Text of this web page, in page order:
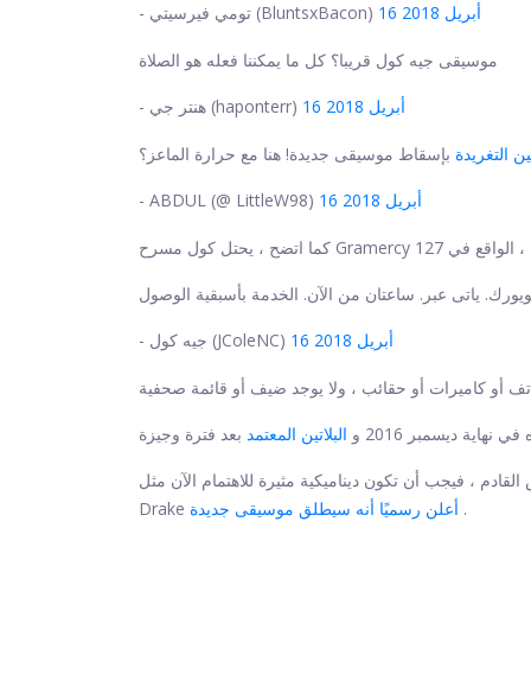
- تومي فيرسيتي (BluntsxBacon) 16 أبريل 2018
موسيقى جيه كول قريبا؟ كل ما يمكننا فعله هو الصلاة
- هنتر جي (haponterr) 16 أبريل 2018
التغريدة بإسقاط موسيقى جديدة! هنا مع حرارة الماعز؟
- ABDUL (@ LittleW98) 16 أبريل 2018
- جيه كول (JColeNC) 16 أبريل 2018
نهاية ديسمبر 2016 و البلاتين المعتمد
، فيجب أن تكون ديناميكية مثيرة للاهتمام الآن مثل
Drake أعلن رسميًا أنه سيطلق موسيقى جديدة .